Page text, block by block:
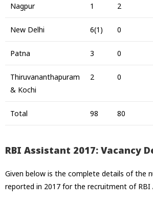
Nagpur 1 2
New Delhi 6(1) 0
Patna 3 0
Thiruvananthapuram
& Kochi
2 0
Total 98 80
RBI Assistant 2017: Vacancy
Given below is the complete details of the
reported in 2017 for the recruitment of RBI